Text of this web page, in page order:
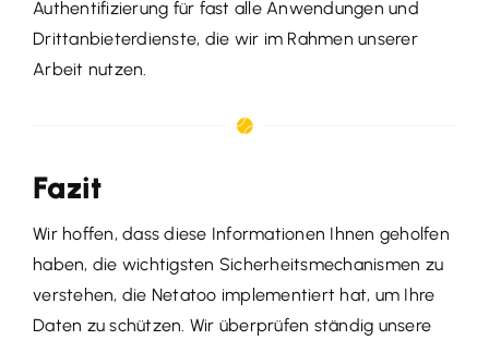
Authentifizierung für fast alle Anwendungen und
Drittanbieterdienste, die wir im Rahmen unserer
Arbeit nutzen.
Fazit
Wir hoffen, dass diese Informationen Ihnen geholfen
haben, die wichtigsten Sicherheitsmechanismen zu
verstehen, die Netatoo implementiert hat, um Ihre
Daten zu schützen. Wir überprüfen ständig unsere